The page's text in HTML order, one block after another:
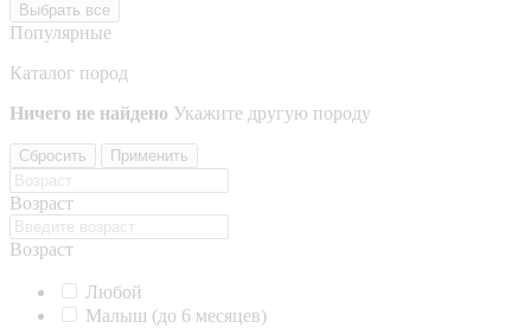
Выбрать все
Популярные
Каталог пород
Ничего не найдено Укажите другую породу
Сбросить Применить
Возраст
Возраст
Любой
Малыш (до 6 месяцев)